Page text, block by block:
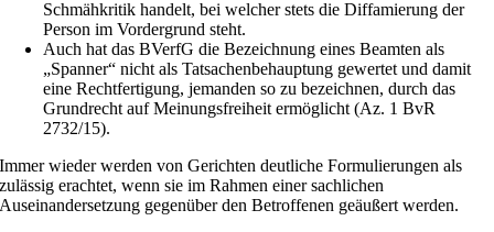
Schmähkritik handelt, bei welcher stets die Diffamierung der
Person im Vordergrund steht.
Auch hat das BVerfG die Bezeichnung eines Beamten als
„Spanner“ nicht als Tatsachenbehauptung gewertet und damit
eine Rechtfertigung, jemanden so zu bezeichnen, durch das
Grundrecht auf Meinungsfreiheit ermöglicht (Az. 1 BvR
2732/15).
Immer wieder werden von Gerichten deutliche Formulierungen als
zulässig erachtet, wenn sie im Rahmen einer sachlichen
Auseinandersetzung gegenüber den Betroffenen geäußert werden.